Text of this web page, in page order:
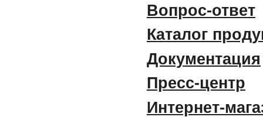
Вопрос-ответ
Каталог
Документация
Пресс-центр
Интернет-